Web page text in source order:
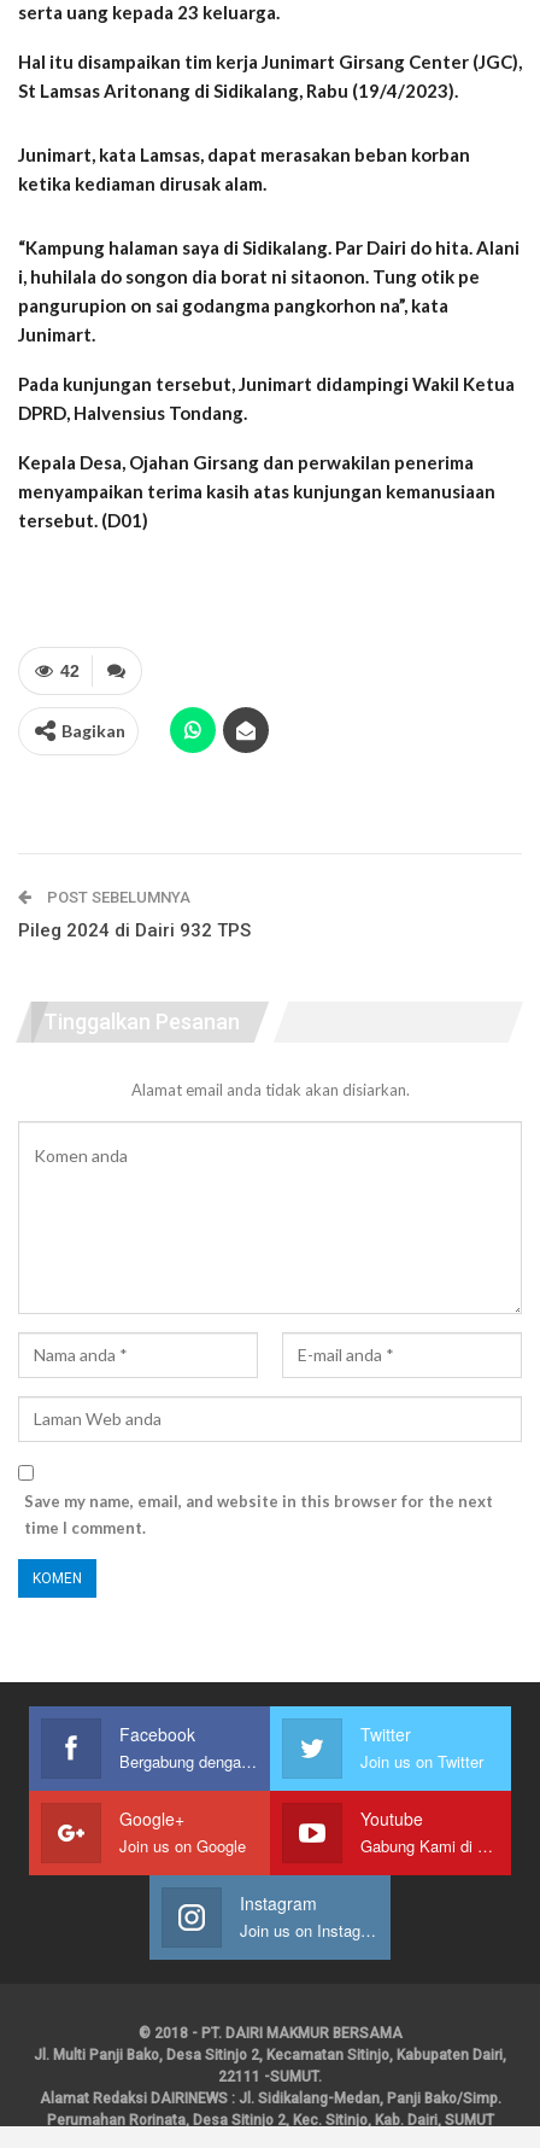
serta uang kepada 23 keluarga.
Hal itu disampaikan tim kerja Junimart Girsang Center (JGC),
St Lamsas Aritonang di Sidikalang, Rabu (19/4/2023).
Junimart, kata Lamsas, dapat merasakan beban korban
ketika kediaman dirusak alam.
“Kampung halaman saya di Sidikalang. Par Dairi do hita. Alani
i, huhilala do songon dia borat ni sitaonon. Tung otik pe
pangurupion on sai godangma pangkorhon na”, kata
Junimart.
Pada kunjungan tersebut, Junimart didampingi Wakil Ketua
DPRD, Halvensius Tondang.
Kepala Desa, Ojahan Girsang dan perwakilan penerima
menyampaikan terima kasih atas kunjungan kemanusiaan
tersebut. (D01)
42
Bagikan
POST SEBELUMNYA
Pileg 2024 di Dairi 932 TPS
Tinggalkan Pesanan
Alamat email anda tidak akan disiarkan.
Save my name, email, and website in this browser for the next
time I comment.
Facebook
Bergabung dengan kami
Twitter
Join us on Twitter
Google+
Join us on Google
Youtube
Gabung Kami di Youtube
Instagram
Join us on Instagram
© 2018 - PT. DAIRI MAKMUR BERSAMA
Jl. Multi Panji Bako, Desa Sitinjo 2, Kecamatan Sitinjo, Kabupaten Dairi,
22111 -SUMUT.
Alamat Redaksi DAIRINEWS : Jl. Sidikalang-Medan, Panji Bako/Simp.
Perumahan Rorinata, Desa Sitinjo 2, Kec. Sitinjo, Kab. Dairi, SUMUT